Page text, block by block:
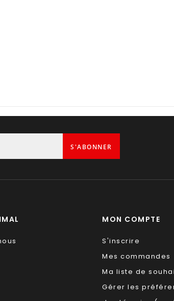
S'ABONNER
MON COMPTE
S'inscrire
Mes commandes
Ma liste de
Gérer les